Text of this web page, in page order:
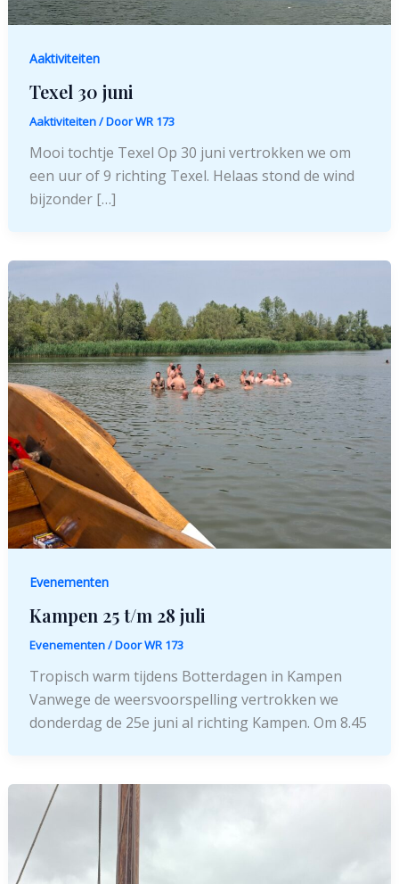
Aaktiviteiten
Texel 30 juni
Aaktiviteiten/ DoorWR 173
Mooi tochtje Texel Op 30 juni vertrokken we om
een uur of 9 richting Texel. Helaas stond de wind
bijzonder […]
Evenementen
Kampen 25 t/m 28 juli
Evenementen/ DoorWR 173
Tropisch warm tijdens Botterdagen in Kampen
Vanwege de weersvoorspelling vertrokken we
donderdag de 25e juni al richting Kampen. Om 8.45